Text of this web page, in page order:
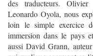
des traducteurs. Olivier
Leonardo Oyola, nous
loin le simple exercice
immersion dans le pays
aussi David Grann,